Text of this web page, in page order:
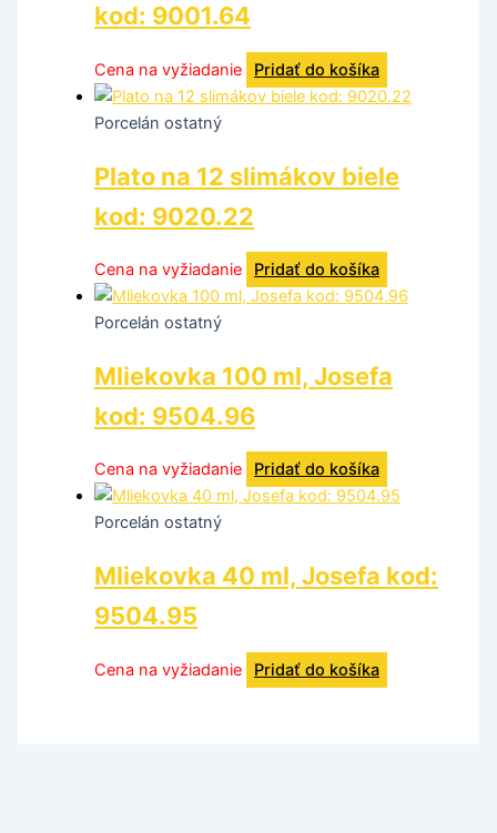
kod: 9001.64
Cena na vyžiadanie Pridať do košíka
Porcelán ostatný
Plato na 12 slimákov biele
kod: 9020.22
Cena na vyžiadanie Pridať do košíka
Porcelán ostatný
Mliekovka 100 ml, Josefa
kod: 9504.96
Cena na vyžiadanie Pridať do košíka
Porcelán ostatný
Mliekovka 40 ml, Josefa kod:
9504.95
Cena na vyžiadanie Pridať do košíka